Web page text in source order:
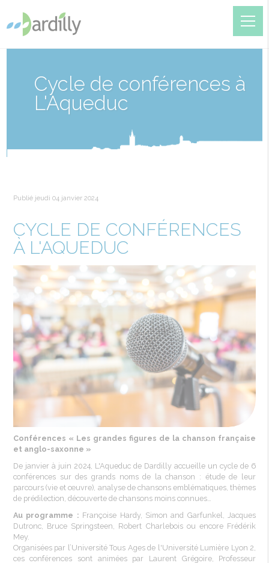
Cycle de conférences à
L'Aqueduc
Publié jeudi 04 janvier 2024
CYCLE DE CONFÉRENCES
À L'AQUEDUC
Conférences « Les grandes figures de la chanson française
et anglo-saxonne »
De janvier à juin 2024, L'Aqueduc de Dardilly accueille un cycle de 6
conférences sur des grands noms de la chanson : étude de leur
parcours (vie et œuvre), analyse de chansons emblématiques, thèmes
de prédilection, découverte de chansons moins connues…
Au programme : Françoise Hardy, Simon and Garfunkel, Jacques
Dutronc, Bruce Springsteen, Robert Charlebois ou encore Frédérik
Mey.
Organisées par l’Université Tous Ages de l'Université Lumière Lyon 2,
ces conférences sont animées par Laurent Grégoire, Professeur